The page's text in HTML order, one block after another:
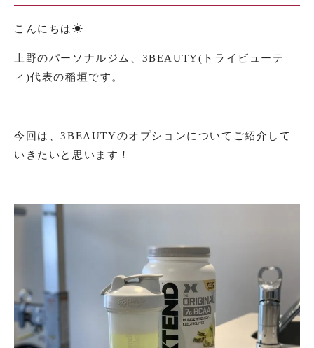
こんにちは☀︎
上野のパーソナルジム、3BEAUTY(トライビューテ
ィ)代表の稲垣です。
今回は、3BEAUTYのオプションについてご紹介して
いきたいと思います！